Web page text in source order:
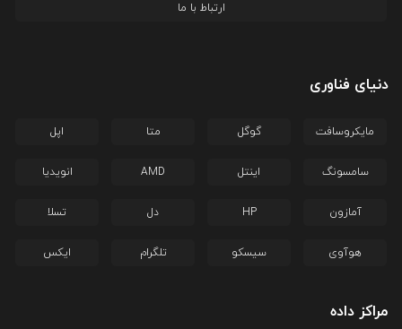
ارتباط با ما
دنیای فناوری
مایکروسافت گوگل متا اپل
سامسونگ اینتل AMD انویدیا
آمازون HP دل تسلا
هوآوی سیسکو تلگرام ایکس
مراکز داده